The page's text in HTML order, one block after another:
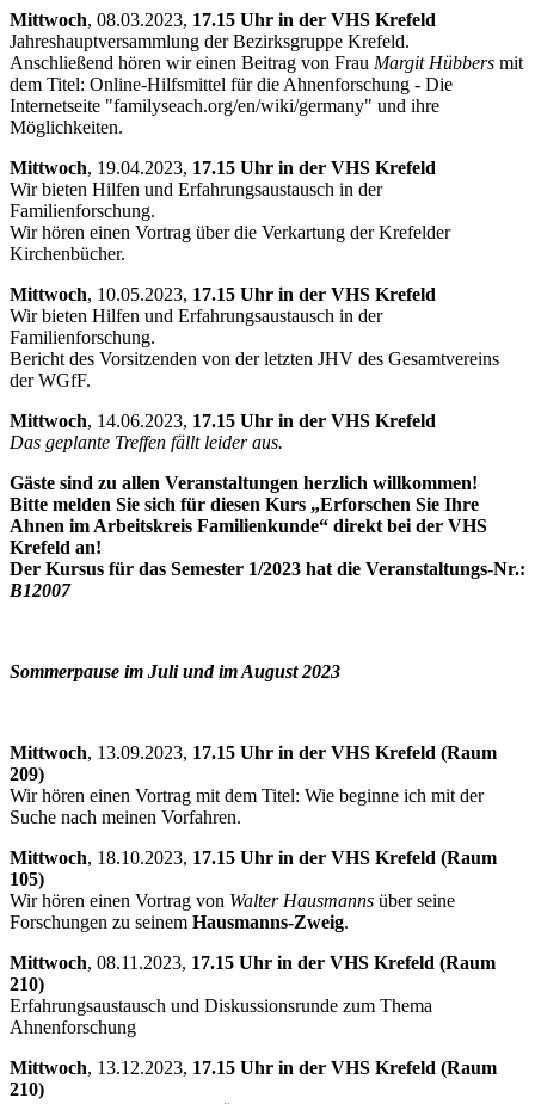
Mittwoch, 08.03.2023, 17.15 Uhr in der VHS Krefeld
Jahreshauptversammlung der Bezirksgruppe Krefeld.
Anschließend hören wir einen Beitrag von Frau Margit Hübbers mit
dem Titel: Online-Hilfsmittel für die Ahnenforschung - Die
Internetseite "familyseach.org/en/wiki/germany" und ihre
Möglichkeiten.
Mittwoch, 19.04.2023, 17.15 Uhr in der VHS Krefeld
Wir bieten Hilfen und Erfahrungsaustausch in der
Familienforschung.
Wir hören einen Vortrag über die Verkartung der Krefelder
Kirchenbücher.
Mittwoch, 10.05.2023, 17.15 Uhr in der VHS Krefeld
Wir bieten Hilfen und Erfahrungsaustausch in der
Familienforschung.
Bericht des Vorsitzenden von der letzten JHV des Gesamtvereins
der WGfF.
Mittwoch, 14.06.2023, 17.15 Uhr in der VHS Krefeld
Das geplante Treffen fällt leider aus.
Gäste sind zu allen Veranstaltungen herzlich willkommen!
Bitte melden Sie sich für diesen Kurs „Erforschen Sie Ihre
Ahnen im Arbeitskreis Familienkunde“ direkt bei der VHS
Krefeld an!
Der Kursus für das Semester 1/2023 hat die Veranstaltungs-Nr.:
B12007
Sommerpause im Juli und im August 2023
Mittwoch, 13.09.2023, 17.15 Uhr in der VHS Krefeld (Raum
209)
Wir hören einen Vortrag mit dem Titel: Wie beginne ich mit der
Suche nach meinen Vorfahren.
Mittwoch, 18.10.2023, 17.15 Uhr in der VHS Krefeld (Raum
105)
Wir hören einen Vortrag von Walter Hausmanns über seine
Forschungen zu seinem Hausmanns-Zweig.
Mittwoch, 08.11.2023, 17.15 Uhr in der VHS Krefeld (Raum
210)
Erfahrungsaustausch und Diskussionsrunde zum Thema
Ahnenforschung
Mittwoch, 13.12.2023, 17.15 Uhr in der VHS Krefeld (Raum
210)